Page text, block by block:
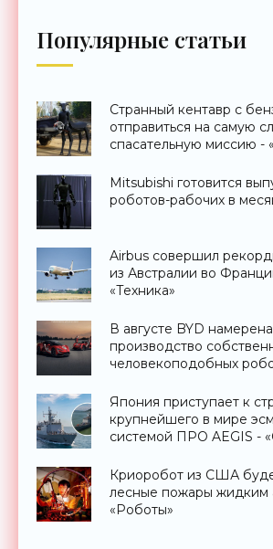
Популярные статьи
Странный кентавр с
отправиться на самую
спасательную миссию -
Mitsubishi готовится
роботов-рабочих в
Airbus совершил
из Австралии во
«Техника»
В августе BYD
производство
человекоподобных
Япония приступает к
крупнейшего в мире
системой ПРО AEGIS -
Криоробот из США
лесные пожары жидким
«Роботы»